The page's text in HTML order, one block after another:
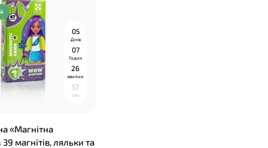
05
Днів
07
Годин
26
хвилин
56
сек
«Магнітна
магнітів, ляльки та